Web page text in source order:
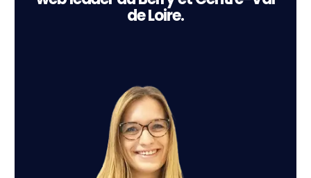
de Loire.